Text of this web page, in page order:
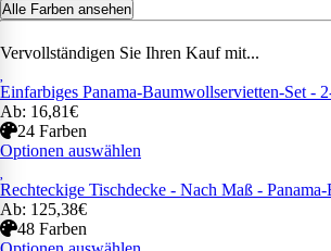
Alle Farben ansehen
Vervollständigen Sie Ihren Kauf mit...
Einfarbiges Panama-Baumwollservietten-Set -
Ab: 16,81€
24 Farben
Optionen auswählen
Rechteckige Tischdecke - Nach Maß -
Ab: 125,38€
48 Farben